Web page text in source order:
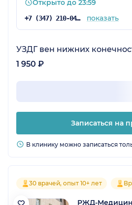
Открыто до 23:59
+7 (347) 210-04-96 показать
УЗДГ вен нижних
1 950 ₽
Записаться на
В клинику можно записаться
30 врачей, опыт 10+ лет
РЖД-